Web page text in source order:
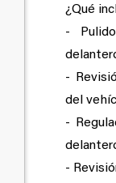
¿Qué
-
-
del
-
-